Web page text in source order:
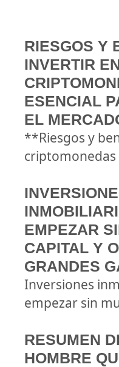
RIESGOS Y
INVERTIR
ESENCIAL
EL
**Riesgos y
criptomonedas
EMPEZAR
CAPITAL Y
GRANDES
Inversiones
empezar sin
RESUMEN
HOMBRE